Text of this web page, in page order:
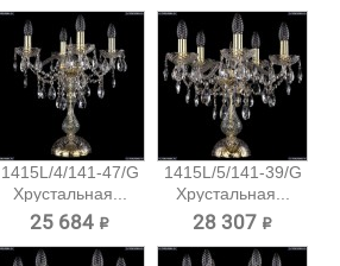
1415L/4/141-47/G
Хрустальная...
25 684 ₽
1415L/5/141-39/G
Хрустальная...
28 307 ₽